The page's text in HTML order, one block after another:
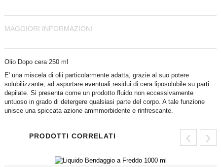
MAGGIORI INFORMAZIONI
Olio Dopo cera 250 ml
E' una miscela di olii particolarmente adatta, grazie al suo potere
solubilizzante, ad asportare eventuali residui di cera liposolubile su parti
depilate. Si presenta come un prodotto fluido non eccessivamente
untuoso in grado di detergere qualsiasi parte del corpo. A tale funzione
unisce una spiccata azione ammmorbidente e rinfrescante.
PRODOTTI CORRELATI ‹ ›